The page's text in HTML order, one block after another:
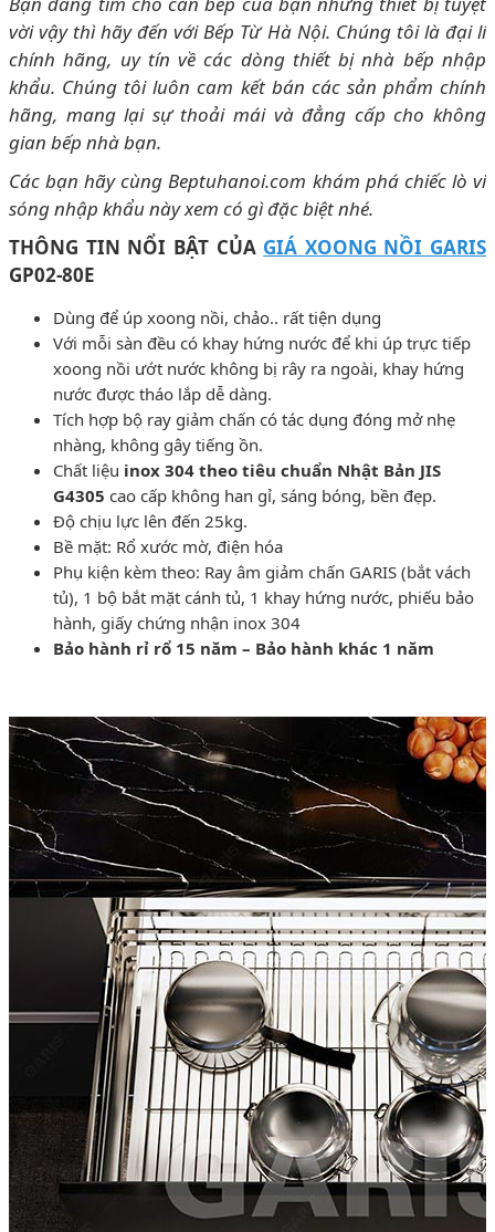
vời vậy thì hãy đến với Bếp Từ Hà Nội. Chúng tôi là đại lí
chính hãng, uy tín về các dòng thiết bị nhà bếp nhập
khẩu. Chúng tôi luôn cam kết bán các sản phẩm chính
hãng, mang lại sự thoải mái và đẳng cấp cho không
gian bếp nhà bạn.
Các bạn hãy cùng Beptuhanoi.com khám phá chiếc lò vi
sóng nhập khẩu này xem có gì đặc biệt nhé.
THÔNG TIN NỔI BẬT CỦA GIÁ XOONG NỒI GARIS
GP02-80E
Dùng để úp xoong nồi, chảo.. rất tiện dụng
Với mỗi sàn đều có khay hứng nước để khi úp trực tiếp
xoong nồi ướt nước không bị rây ra ngoài, khay hứng
nước được tháo lắp dễ dàng.
Tích hợp bộ ray giảm chấn có tác dụng đóng mở nhẹ
nhàng, không gây tiếng ồn.
Chất liệu inox 304 theo tiêu chuẩn Nhật Bản JIS
G4305 cao cấp không han gỉ, sáng bóng, bền đẹp.
Độ chịu lực lên đến 25kg.
Bề mặt: Rổ xước mờ, điện hóa
Phụ kiện kèm theo: Ray âm giảm chấn GARIS (bắt vách
tủ), 1 bộ bắt mặt cánh tủ, 1 khay hứng nước, phiếu bảo
hành, giấy chứng nhận inox 304
Bảo hành rỉ rổ 15 năm – Bảo hành khác 1 năm